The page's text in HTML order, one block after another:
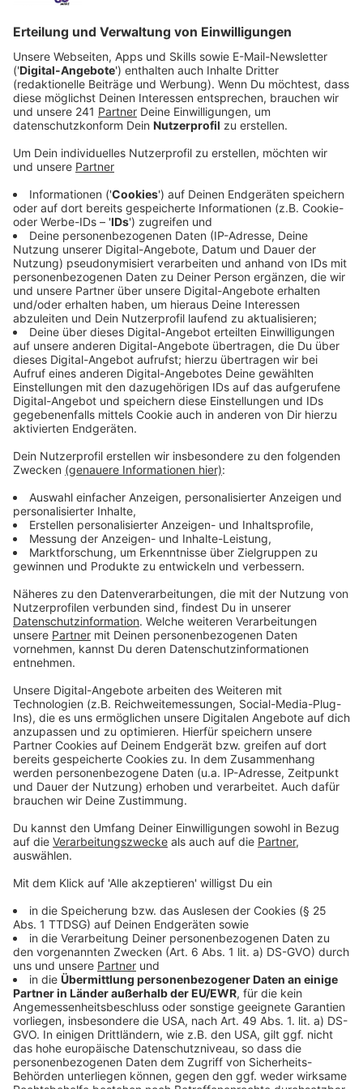
Veröffentlicht: Donnerstag, 19.12.2024 12:34
Anzeige
Technisches Equipment wie iPads,
Notebooks und Beamer
Pestalozzischule, KGS Möwenschule und Käthe-
Kollwitz. Das sind nur drei Beispiele der Schulen bei
uns in Leverkusen, in die in den vergangenen Wochen
eingebrochen wurde. Die Stadt Leverkusen zieht
daraus auf Drängen der Schulen jetzt Konsequenzen.
Über die Weihnachtsferien werden sämtliche mobilen
Endgeräte, sowie technisches Equipment aus den
Schulen ausgelagert.
Anzeige
Weihnachtsferien als Einbruchszeit
Unter den technischen Geräten sind auch iPads,
Notebooks und Beamer. So sollen die Schulen über die
Einbrüchen geschützt werden. Nach den Ferien soll die
Technik dann schnellstmöglich wieder für die Schulen
zur Verfügung stehen.
Weitere Meldungen aus Leverkusen
Anzeige
Familienstreit
Anzeige
Anzeige